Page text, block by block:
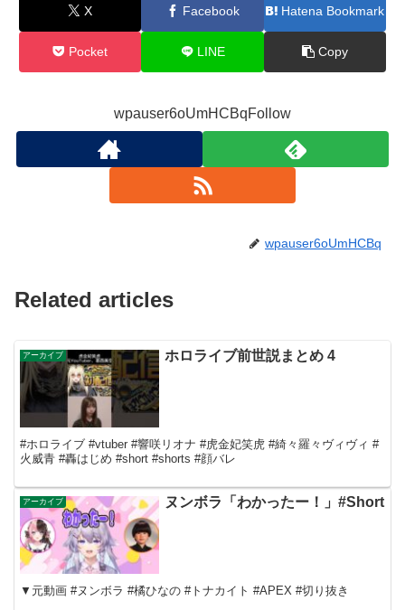
X Facebook Hatena Bookmark
Pocket LINE Copy
wpauser6oUmHCBqFollow
wpauser6oUmHCBq
Related articles
アーカイブ ホロライブ前世説まとめ 4
#ホロライブ #vtuber #響咲リオナ #虎金妃笑虎 #綺々羅々ヴィヴィ #
火威青 #轟はじめ #short #shorts #顔バレ
アーカイブ ヌンボラ「わかったー！」#Short
▼元動画 #ヌンボラ #橘ひなの #トナカイト #APEX #切り抜き